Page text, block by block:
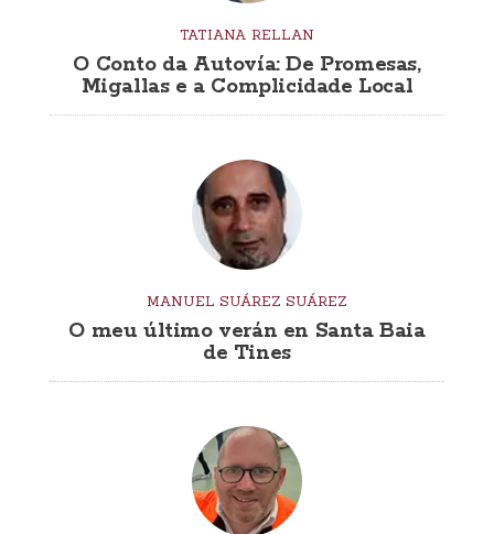
TATIANA RELLAN
O Conto da Autovía: De Promesas,
Migallas e a Complicidade Local
MANUEL SUÁREZ SUÁREZ
O meu último verán en Santa Baia
de Tines